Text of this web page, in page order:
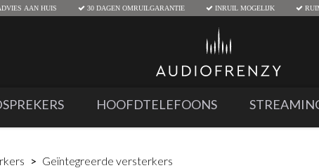
AAN HUIS 30 DAGEN OMRUILGARANTIE INRUIL MOGELIJK
HOOFDTELEFOONS
Geïntegreerde versterkers